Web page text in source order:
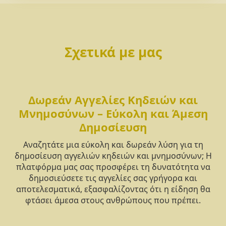
Σχετικά με μας
Δωρεάν Αγγελίες Κηδειών και
Μνημοσύνων – Εύκολη και Άμεση
Δημοσίευση
Αναζητάτε μια εύκολη και δωρεάν λύση για τη
δημοσίευση αγγελιών κηδειών και μνημοσύνων; Η
πλατφόρμα μας σας προσφέρει τη δυνατότητα να
δημοσιεύσετε τις αγγελίες σας γρήγορα και
αποτελεσματικά, εξασφαλίζοντας ότι η είδηση θα
φτάσει άμεσα στους ανθρώπους που πρέπει.